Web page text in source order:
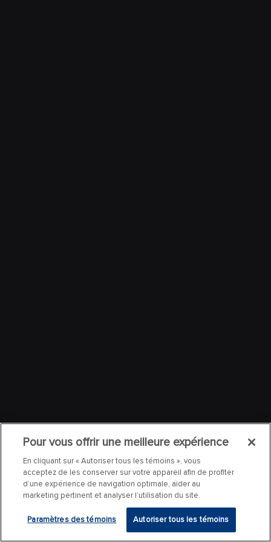
Pour vous offrir une meilleure expérience
En cliquant sur « Autoriser tous les témoins », vous
acceptez de les conserver sur votre appareil afin de profiter
d’une expérience de navigation optimale, aider au
marketing pertinent et analyser l’utilisation du site.
Paramètres des témoins Autoriser tous les témoins